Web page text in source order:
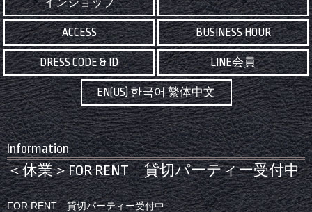
ACCESS BUSINESS HOUR
DRESS CODE & ID LINE会員
EN(US) 한국어 繁体中文
Information
＜休業＞FOR RENT 貸切パーティー受付中
FOR RENT 貸切パーティー受付中